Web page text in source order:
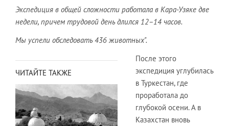
Экспедиция в общей сложности работала в Кара-Узяке две
недели, причем трудовой день длился 12–14 часов.
Мы успели обследовать 436 животных".
ЧИТАЙТЕ ТАКЖЕ
После этого
экспедиция углубилась
в Туркестан, где
проработала до
глубокой осени. А в
Казахстан вновь